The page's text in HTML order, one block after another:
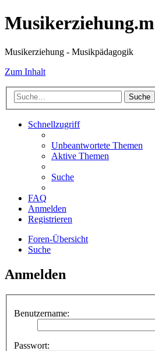
Musikerziehung - Musikpädagogik
Zum Inhalt
Suche
Schnellzugriff
Unbeantwortete Themen
Aktive Themen
Suche
FAQ
Anmelden
Registrieren
Foren-Übersicht
Suche
Anmelden
Benutzername:
Passwort: